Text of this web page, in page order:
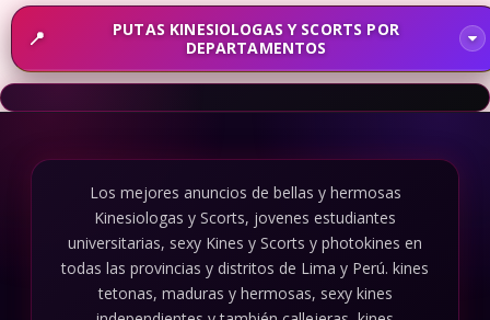
PUTAS KINESIOLOGAS Y SCORTS POR
Los mejores anuncios de bellas y hermosas
Kinesiologas y Scorts, jovenes estudiantes
universitarias, sexy Kines y Scorts y photokines en
todas las provincias y distritos de Lima y Perú. kines